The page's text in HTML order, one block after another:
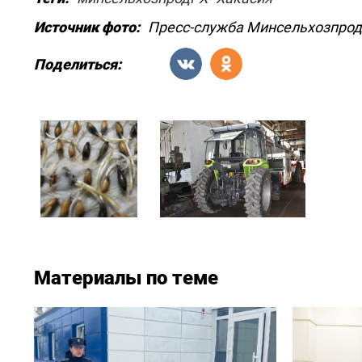
Источник фото: Пресс-служба
Поделиться:
Материалы по теме